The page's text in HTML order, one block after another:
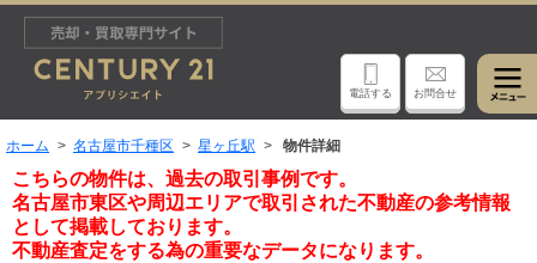
電話する お問合せ
ホーム 名古屋市千種区 星ヶ丘駅 物件詳細
こちらの物件は、過去の取引事例です。
名古屋市東区や周辺エリアで取引された不動産の参考情報
として掲載しております。
不動産査定をする為の重要なデータになります。